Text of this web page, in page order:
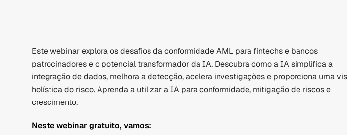
Este webinar explora os desafios da conformidade AML para fintechs e bancos
patrocinadores e o potencial transformador da IA. Descubra como a IA simplifica a
integração de dados, melhora a detecção, acelera investigações e proporciona uma
holística do risco. Aprenda a utilizar a IA para conformidade, mitigação de riscos e
crescimento.
Neste webinar gratuito, vamos: